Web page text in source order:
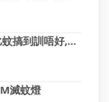
返工一日已經好辛苦,晚上仲要比蚊搞到訓唔好,QM幫到您
滅蚊燈